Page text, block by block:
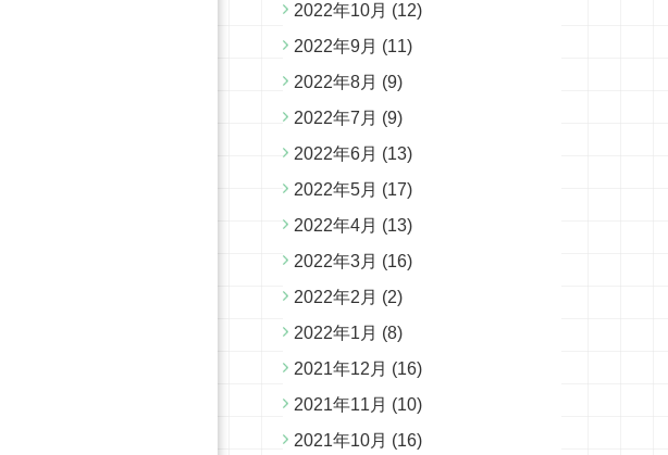
2022年10月 (12)
2022年9月 (11)
2022年8月 (9)
2022年7月 (9)
2022年6月 (13)
2022年5月 (17)
2022年4月 (13)
2022年3月 (16)
2022年2月 (2)
2022年1月 (8)
2021年12月 (16)
2021年11月 (10)
2021年10月 (16)